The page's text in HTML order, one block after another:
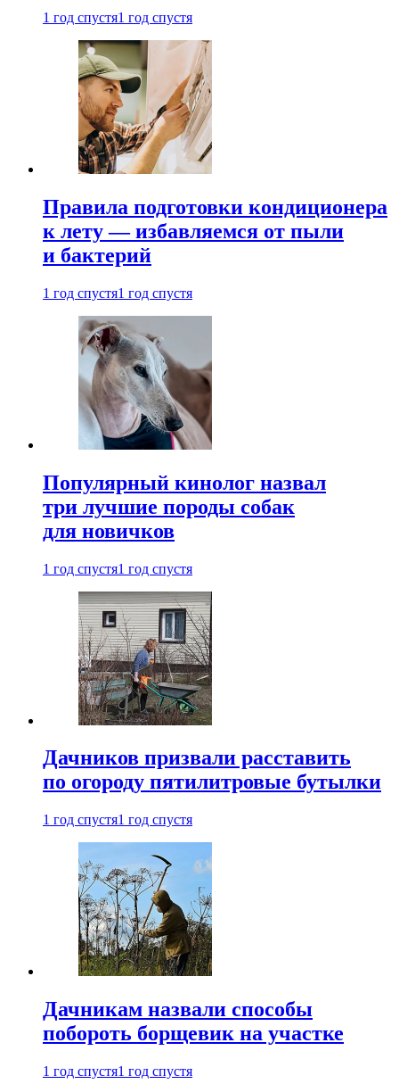
1 год спустя1 год спустя
Правила подготовки кондиционера
к лету — избавляемся от пыли
и бактерий
1 год спустя1 год спустя
Популярный кинолог назвал
три лучшие породы собак
для новичков
1 год спустя1 год спустя
Дачников призвали расставить
по огороду пятилитровые бутылки
1 год спустя1 год спустя
Дачникам назвали способы
побороть борщевик на участке
1 год спустя1 год спустя